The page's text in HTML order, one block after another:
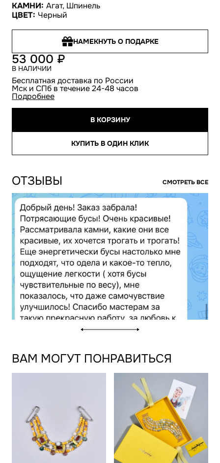
КАМНИ: Агат, Шпинель
ЦВЕТ: Черный
НАМЕКНУТЬ О ПОДАРКЕ
53 000
В НАЛИЧИИ
Бесплатная доставка по России
Мск и СПб в течение 24-48 часов
Подробнее
В КОРЗИНУ
КУПИТЬ В ОДИН КЛИК
ОТЗЫВЫ СМОТРЕТЬ ВСЕ
ВАМ МОГУТ ПОНРАВИТЬСЯ